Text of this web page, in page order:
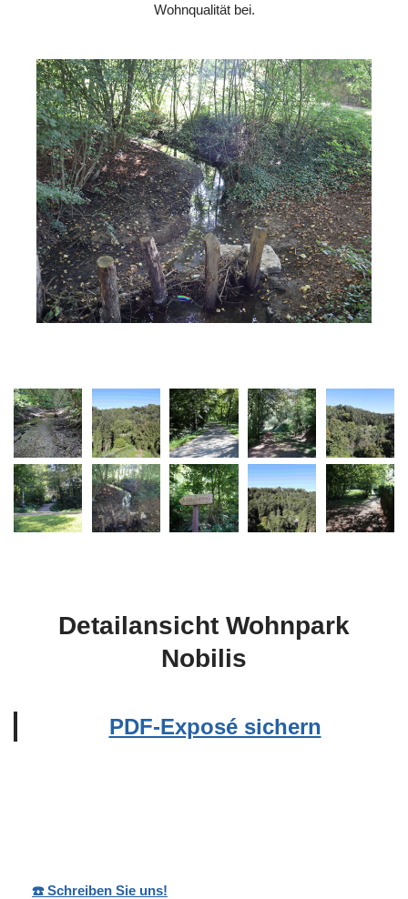
Wohnqualität bei.
Detailansicht Wohnpark
Nobilis
PDF-Exposé sichern
☎️ Schreiben Sie uns!